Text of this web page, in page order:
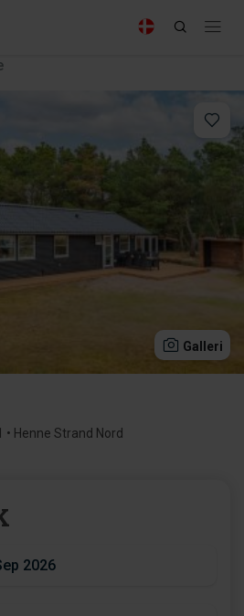
Galleri
• Henne Strand Nord